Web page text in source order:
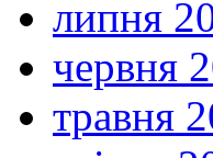
липня
червня
травня